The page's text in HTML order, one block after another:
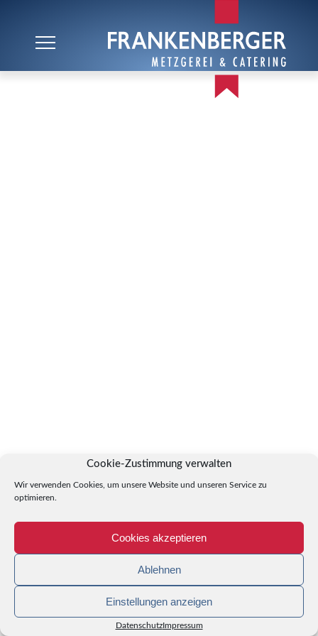
Cookie-Zustimmung verwalten
Wir verwenden Cookies, um unsere Website und unseren Service zu
optimieren.
Cookies akzeptieren
Ablehnen
Einstellungen anzeigen
DatenschutzImpressum